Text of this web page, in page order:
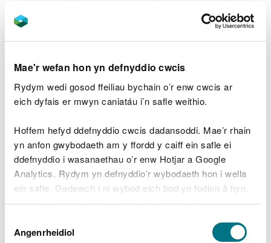
Mae'r wefan hon yn defnyddio cwcis
Rydym wedi gosod ffeiliau bychain o’r enw cwcis ar
eich dyfais er mwyn caniatáu i’n safle weithio.
Hoffem hefyd ddefnyddio cwcis dadansoddi. Mae’r rhain
yn anfon gwybodaeth am y ffordd y caiff ein safle ei
ddefnyddio i wasanaethau o’r enw Hotjar a Google
Analytics. Rydym yn defnyddio’r wybodaeth hon i wella
ein safle. Gadewch i ni wybod eich bod yn fodlon â hyn.
Byddwn yn defnyddio cwci i gadw eich dewis.
Gellirdarllen mwy am ein cwcis cyn i chi ddewis.
Caniatâd
Angenrheidiol
hynny’n briodol ar gyfer hamdden a buddion
hangen.
Buddion
buddion iechyd cysylltiedig
Gall cynnwys cymunedau yn y gwaith o
ddatblygu cyfleoedd hamdden arwain at
gysylltiadau cryfach â'r amgylchedd dŵr lleol yn
agos at ble maent yn byw a gweithio
Gallai creu llwybrau newydd at gyrff dŵr megis
llynnoedd ac afonydd ac o’u hamgylch hefyd